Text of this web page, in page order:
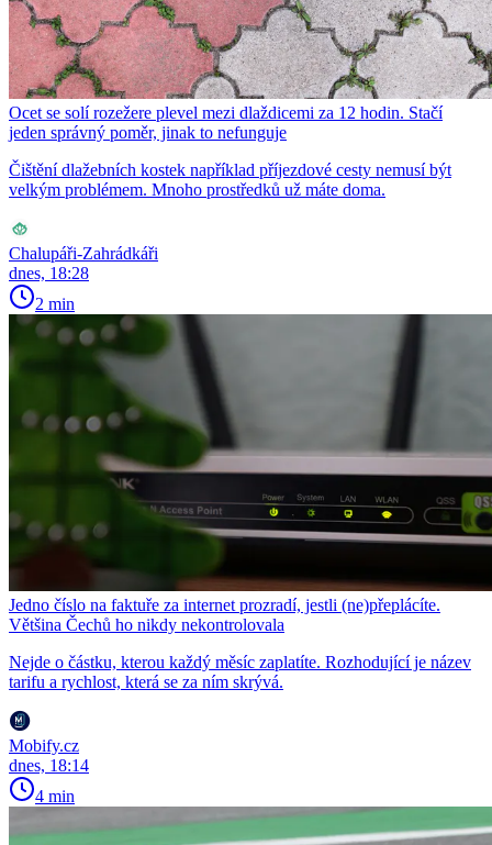
Ocet se solí rozežere plevel mezi dlaždicemi za 12 hodin. Stačí
jeden správný poměr, jinak to nefunguje
Čištění dlažebních kostek například příjezdové cesty nemusí být
velkým problémem. Mnoho prostředků už máte doma.
Chalupáři-Zahrádkáři
dnes, 18:28
2 min
Jedno číslo na faktuře za internet prozradí, jestli (ne)přeplácíte.
Většina Čechů ho nikdy nekontrolovala
Nejde o částku, kterou každý měsíc zaplatíte. Rozhodující je název
tarifu a rychlost, která se za ním skrývá.
Mobify.cz
dnes, 18:14
4 min